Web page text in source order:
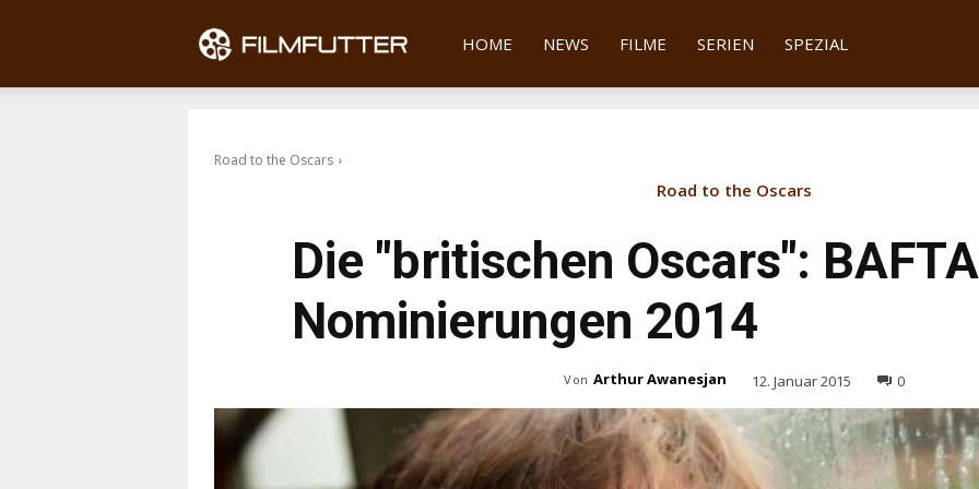
Filmfutter
HOME NEWS FILME SERIEN SPEZIAL
Road to the Oscars
Road to the Oscars
Die "britischen Oscars":
Nominierungen 2014
Von Arthur Awanesjan 12. Januar 2015 0